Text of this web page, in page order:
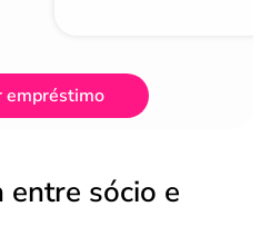
empréstimo
entre sócio e